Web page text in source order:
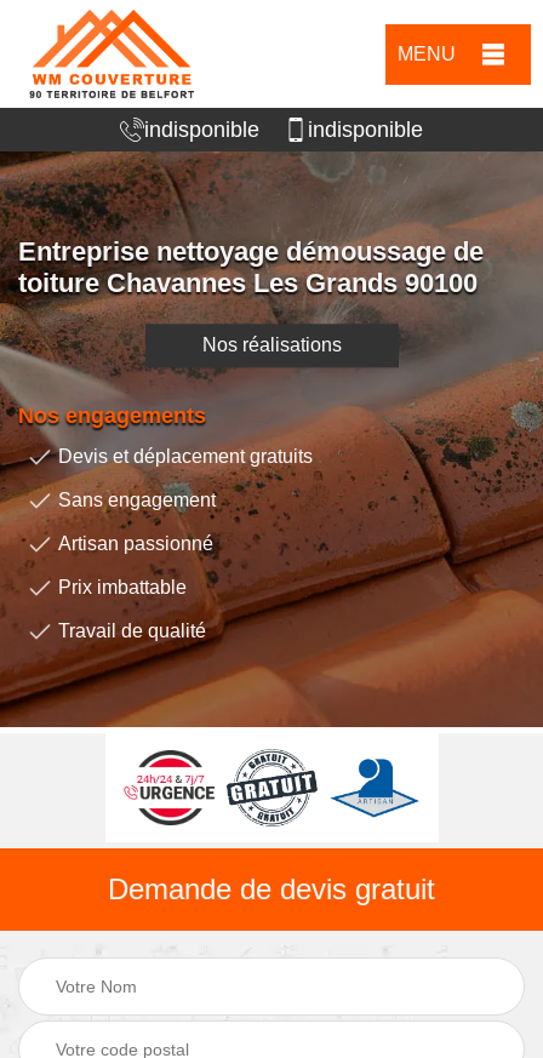
MENU
indisponible indisponible
Entreprise nettoyage démoussage de
toiture Chavannes Les Grands 90100
Nos réalisations
Nos engagements
Devis et déplacement gratuits
Sans engagement
Artisan passionné
Prix imbattable
Travail de qualité
Demande de devis gratuit